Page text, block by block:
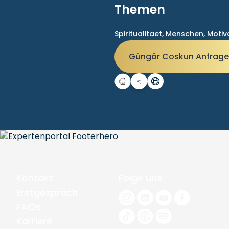
Themen
Spiritualitaet, Menschen,
Güngör Coskun